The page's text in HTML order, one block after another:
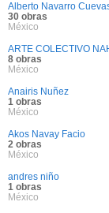
Alberto Navarro
30 obras
México
ARTE COLECTIVO
8 obras
México
Anairis Nuñez
1 obras
México
Akos Navay Facio
2 obras
México
andres niño
1 obras
México